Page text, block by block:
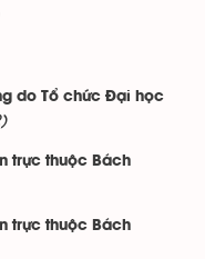
do Tổ chức Đại học
trực thuộc Bách
trực thuộc Bách